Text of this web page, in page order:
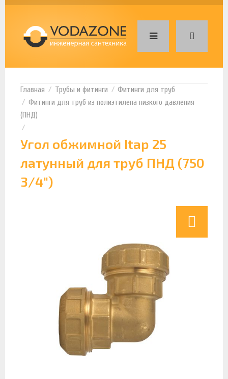
Трубы и фитинги
Фитинги для труб
Фитинги для труб из полиэтилена низкого давления
(ПНД)
Угол обжимной Itap 25
латунный для труб ПНД (750
3/4")